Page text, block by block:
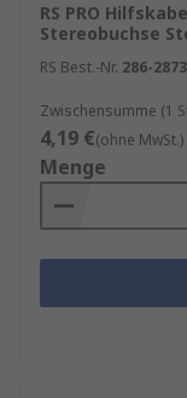
RS PRO
Stereobuchse
RS Best.-Nr. 286-2873
Zwischensumme (1
4,19 €(ohne MwSt.)
Menge